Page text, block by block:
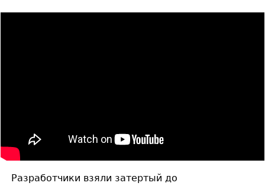
Разработчики взяли затертый до